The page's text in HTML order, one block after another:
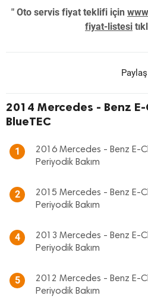
" Oto servis fiyat teklifi için
fiyat-listesi
Paylaş
2014 Mercedes - Benz
BlueTEC
1
2016 Mercedes - Benz E-
Periyodik Bakım
2
2015 Mercedes - Benz E-
Periyodik Bakım
4
2013 Mercedes - Benz E-
Periyodik Bakım
5
2012 Mercedes - Benz E-
Periyodik Bakım